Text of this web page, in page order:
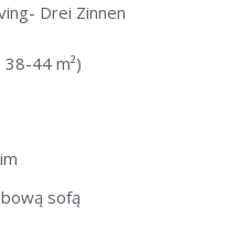
Drei Zinnen
44 m²)
sofą